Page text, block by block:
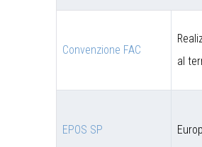
Convenzione FAC
al
EPOS SP